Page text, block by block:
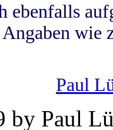
ebenfalls
wie
Paul
by Paul